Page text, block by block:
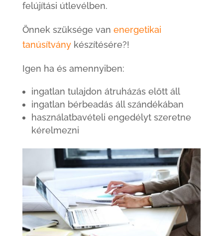
felújítási útlevélben.
Önnek szüksége van energetikai
tanúsítványkészítésére?!
Igen ha és amennyiben:
ingatlan tulajdon átruházás előtt áll
ingatlan bérbeadás áll szándékában
használatbavételi engedélyt szeretne
kérelmezni